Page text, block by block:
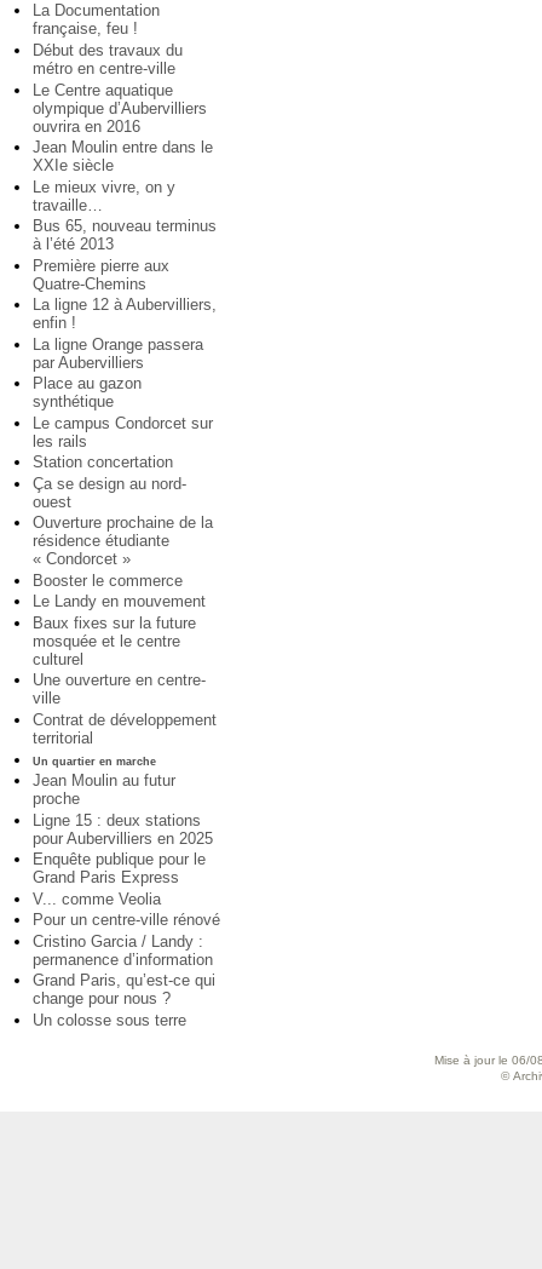
La Documentation
française, feu !
Début des travaux du
métro en centre-ville
Le Centre aquatique
olympique d’Aubervilliers
ouvrira en 2016
Jean Moulin entre dans le
XXIe siècle
Le mieux vivre, on y
travaille…
Bus 65, nouveau terminus
à l’été 2013
Première pierre aux
Quatre-Chemins
La ligne 12 à Aubervilliers,
enfin !
La ligne Orange passera
par Aubervilliers
Place au gazon
synthétique
Le campus Condorcet sur
les rails
Station concertation
Ça se design au nord-
ouest
Ouverture prochaine de la
résidence étudiante
« Condorcet »
Booster le commerce
Le Landy en mouvement
Baux fixes sur la future
mosquée et le centre
culturel
Une ouverture en centre-
ville
Contrat de développement
territorial
Un quartier en marche
Jean Moulin au futur
proche
Ligne 15 : deux stations
pour Aubervilliers en 2025
Enquête publique pour le
Grand Paris Express
V... comme Veolia
Pour un centre-ville rénové
Cristino Garcia / Landy :
permanence d’information
Grand Paris, qu’est-ce qui
change pour nous ?
Un colosse sous terre
Mise à jour le 06/
©